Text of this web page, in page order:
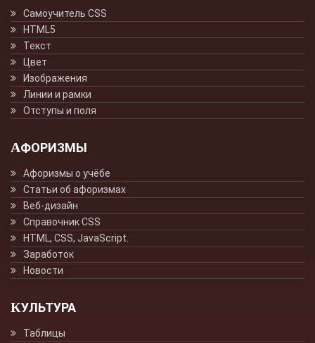
Самоучитель CSS
HTML5
Текст
Цвет
Изображения
Линии и рамки
Отступы и поля
АФОРИЗМЫ
Афоризмы о учёбе
Статьи об афоризмах
Веб-дизайн
Справочник CSS
HTML, CSS, JavaScript.
Заработок
Новости
КУЛЬТУРА
Таблицы